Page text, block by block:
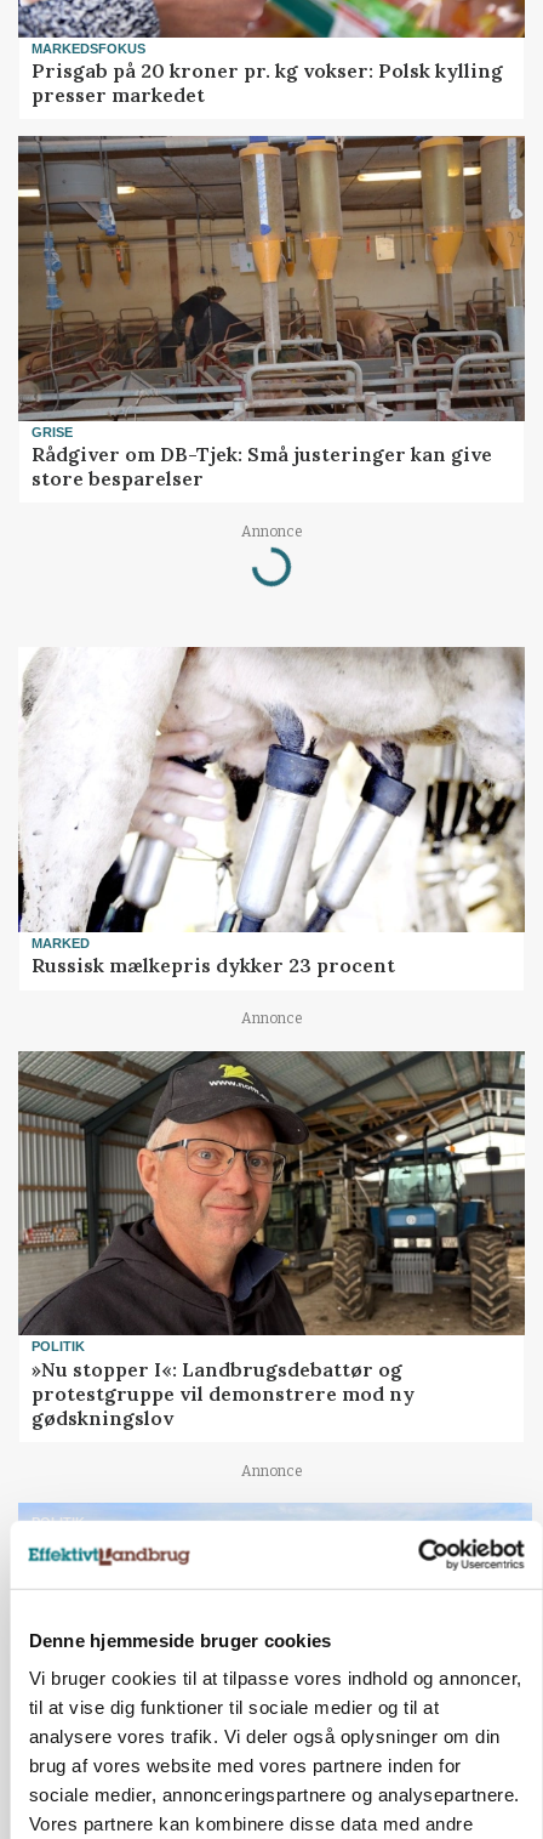
Denne hjemmeside bruger cookies
Vi bruger cookies til at tilpasse vores indhold og annoncer,
til at vise dig funktioner til sociale medier og til at
analysere vores trafik. Vi deler også oplysninger om din
brug af vores website med vores partnere inden for
sociale medier, annonceringspartnere og analysepartnere.
Vores partnere kan kombinere disse data med andre
MARKEDSFOKUS
Prisgab på 20 kroner pr. kg vokser: Polsk kylling
presser markedet
GRISE
Rådgiver om DB-Tjek: Små justeringer kan give
store besparelser
Annonce
Loading...
MARKED
Russisk mælkepris dykker 23 procent
Annonce
POLITIK
»Nu stopper I«: Landbrugsdebattør og
protestgruppe vil demonstrere mod ny
gødskningslov
Annonce
POLITIK
Folketinget behandler ny gødskningslov: Sådan
kan den ændre din bedrift fra 2027
Loading...